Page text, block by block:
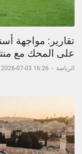
تقارير: مواجهة
على المحك مع
الرياضة -
16:26 03-07-2026